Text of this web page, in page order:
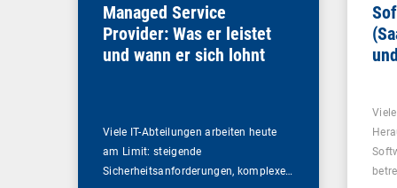
Managed Service
Provider: Was er leistet
und wann er sich lohnt
Viele IT-Abteilungen arbeiten heute
am Limit: steigende
Sicherheitsanforderungen, komplexe…